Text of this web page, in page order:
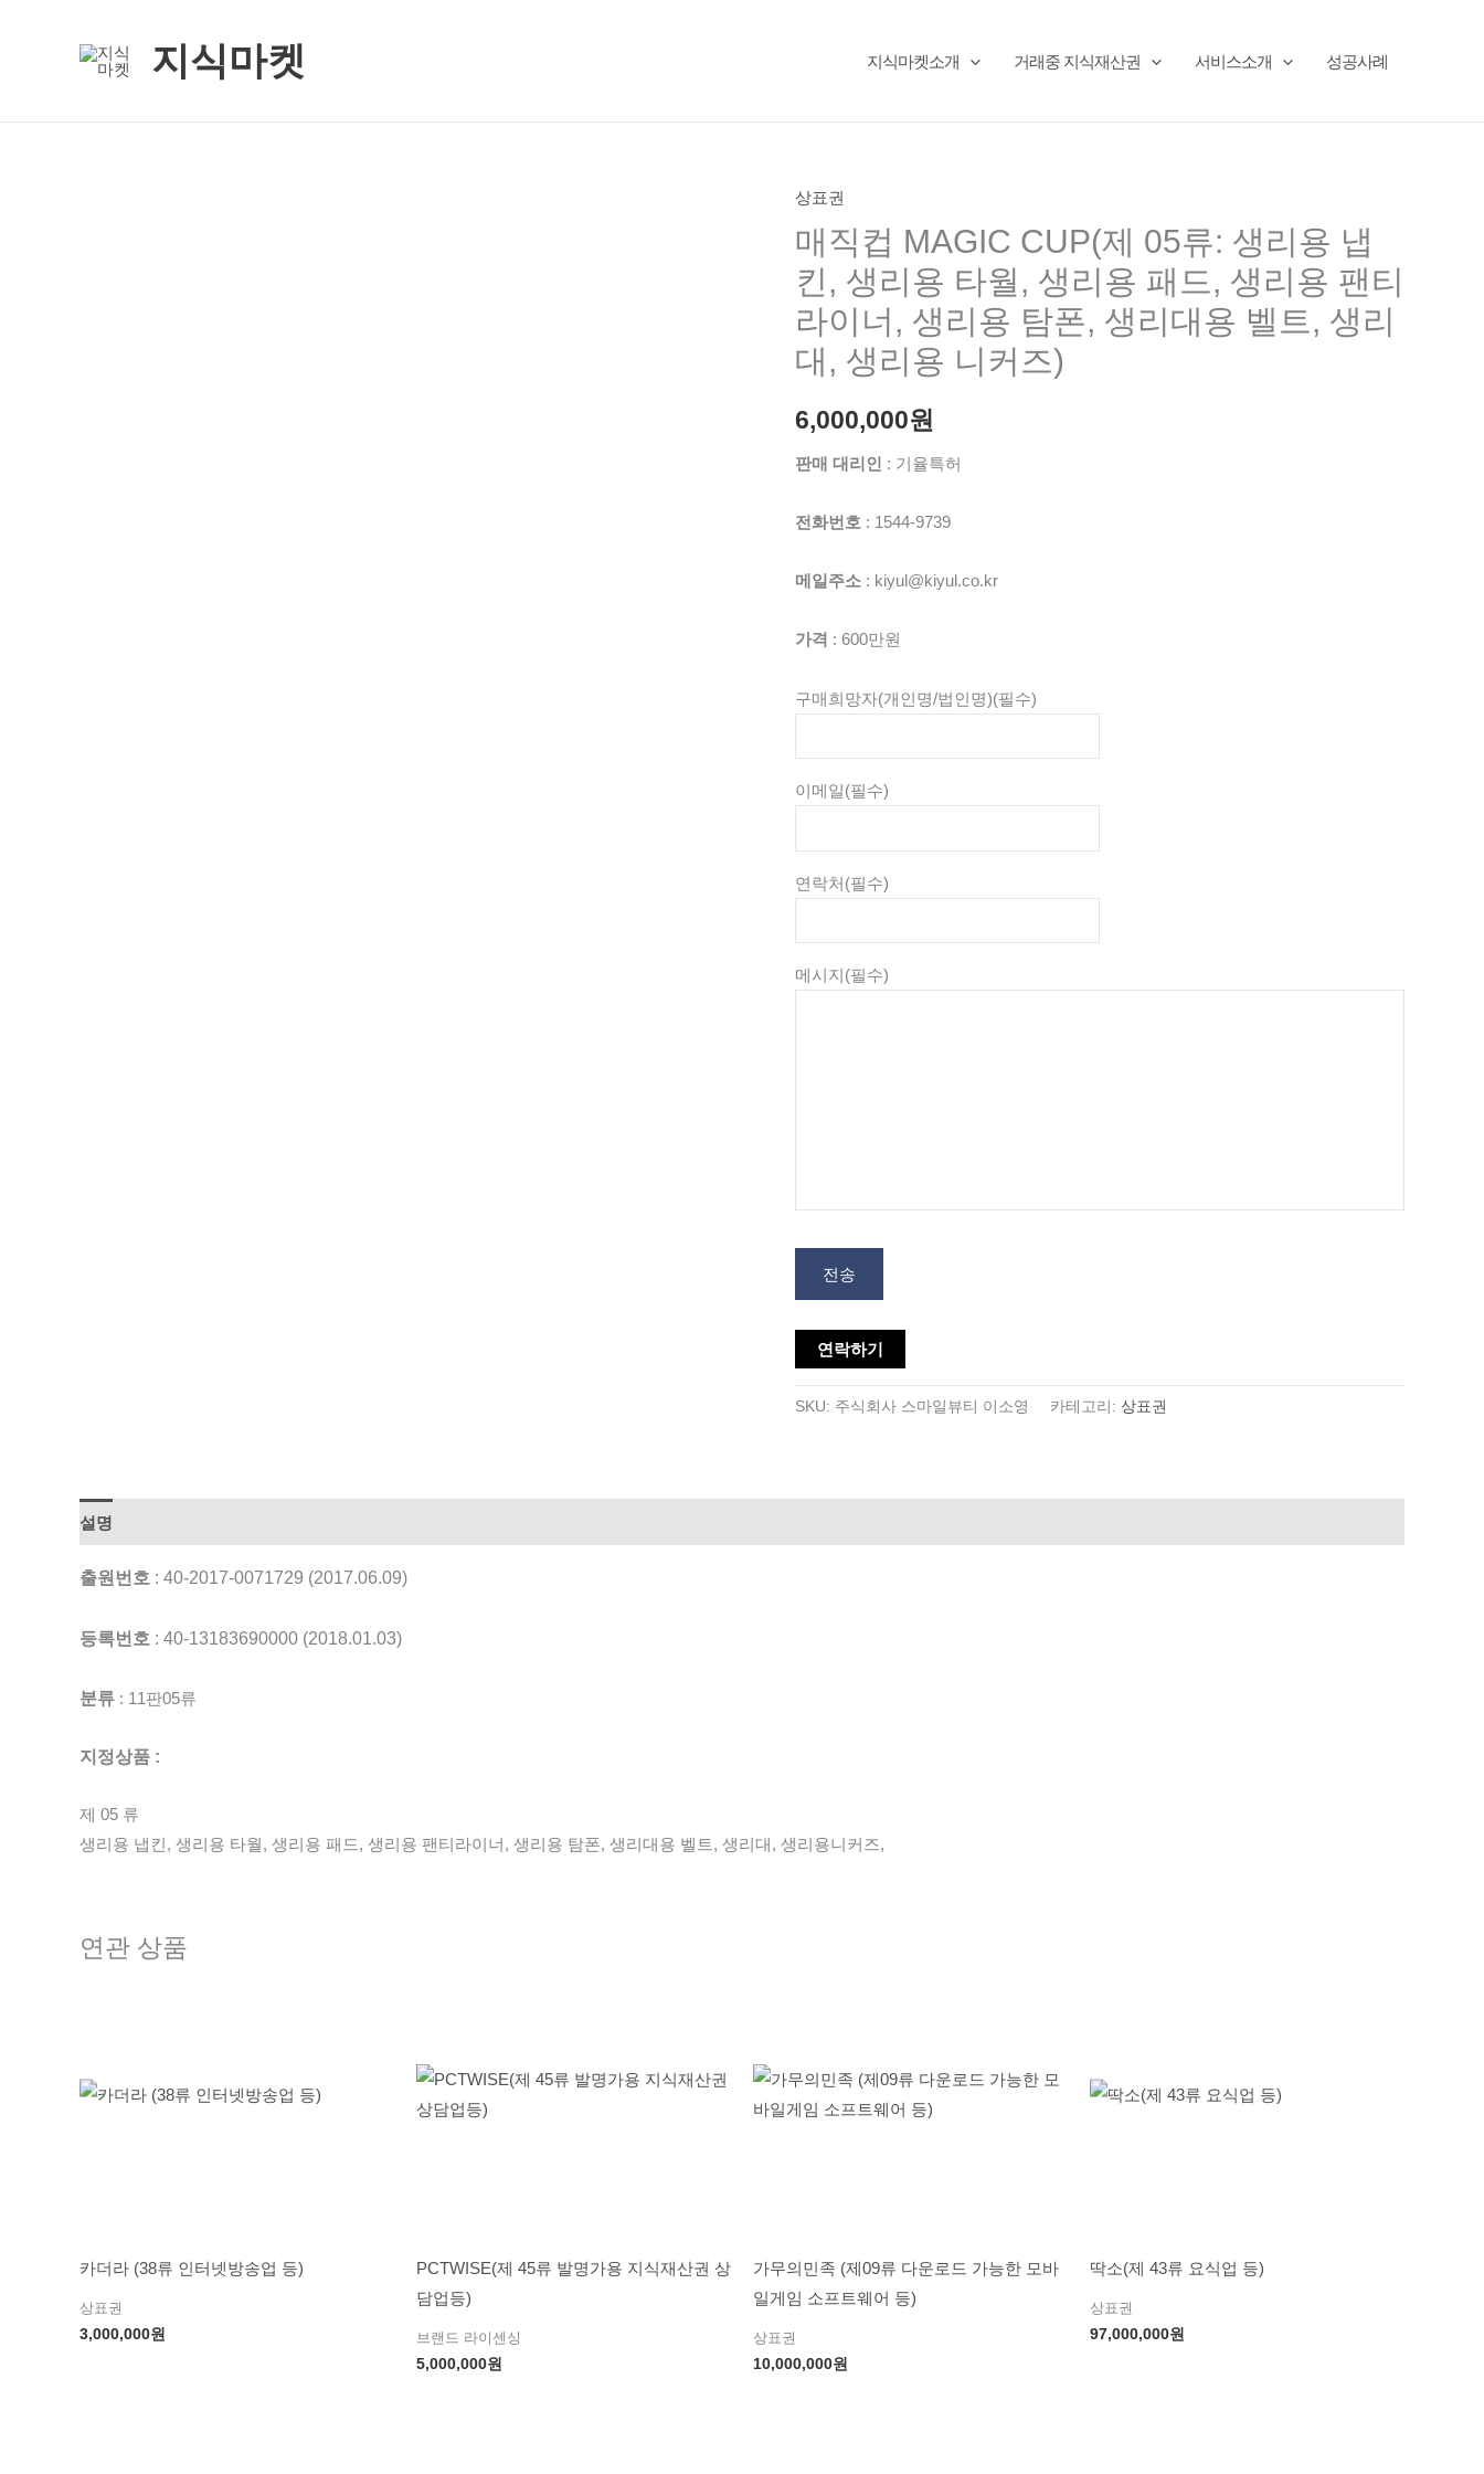
지식마켓 지식마켓소개 거래중 지식재산권 서비스소개 성공사례
상표권
매직컵 MAGIC CUP(제 05류: 생리용 냅
킨, 생리용 타월, 생리용 패드, 생리용 팬티
라이너, 생리용 탐폰, 생리대용 벨트, 생리
대, 생리용 니커즈)
6,000,000원
판매 대리인 : 기율특허
전화번호 : 1544-9739
메일주소 : kiyul@kiyul.co.kr
가격 : 600만원
구매희망자(개인명/법인명)(필수)
이메일(필수)
연락처(필수)
메시지(필수)
전송
연락하기
SKU: 주식회사 스마일뷰티 이소영 카테고리: 상표권
설명
출원번호 : 40-2017-0071729 (2017.06.09)
등록번호 : 40-13183690000 (2018.01.03)
분류 : 11판05류
지정상품 :
제 05 류
생리용 냅킨, 생리용 타월, 생리용 패드, 생리용 팬티라이너, 생리용 탐폰, 생리대용 벨트, 생리대, 생리용니커즈,
연관 상품
카더라 (38류 인터넷방송업 등)
상표권
3,000,000원
PCTWISE(제 45류 발명가용 지식재산권 상
담업등)
브랜드 라이센싱
5,000,000원
가무의민족 (제09류 다운로드 가능한 모바
일게임 소프트웨어 등)
상표권
10,000,000원
딱소(제 43류 요식업 등)
상표권
97,000,000원